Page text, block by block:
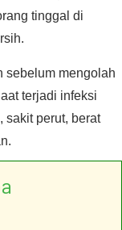
tinggal di
sebelum mengolah
terjadi infeksi
sakit perut, berat